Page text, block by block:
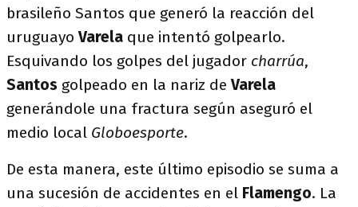
brasileño Santos que generó la reacción del
uruguayoVarela que intentó golpearlo.
Esquivando los golpes del jugador charrúa,
Santos golpeado en la nariz deVarela
generándole una fractura según aseguró el
medio local Globoesporte.
De esta manera, este último episodio se suma a
una sucesión de accidentes en el Flamengo. La